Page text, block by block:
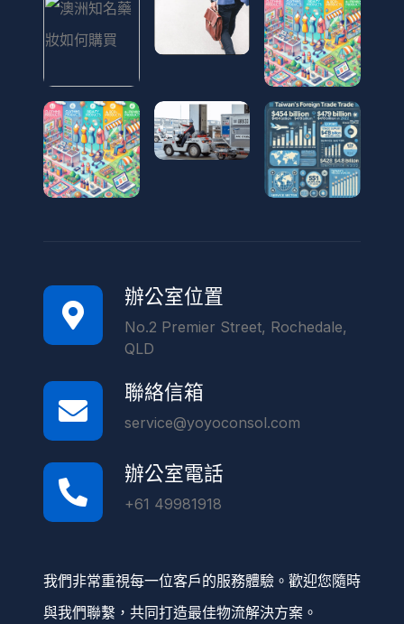
辦公室位置
No.2 Premier Street, Rochedale,
QLD
聯絡信箱
service@yoyoconsol.com
辦公室電話
+61 49981918
我們非常重視每一位客戶的服務體驗。歡迎您隨時
與我們聯繫，共同打造最佳物流解決方案。